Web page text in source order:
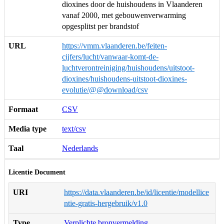
dioxines door de huishoudens in Vlaanderen
vanaf 2000, met gebouwenverwarming
opgesplitst per brandstof
URL
https://vmm.vlaanderen.be/feiten-
cijfers/lucht/vanwaar-komt-de-
luchtverontreiniging/huishoudens/uitstoot-
dioxines/huishoudens-uitstoot-dioxines-
evolutie/@@download/csv
Formaat CSV
Media type text/csv
Taal Nederlands
Licentie Document
URI
https://data.vlaanderen.be/id/licentie/modellice
ntie-gratis-hergebruik/v1.0